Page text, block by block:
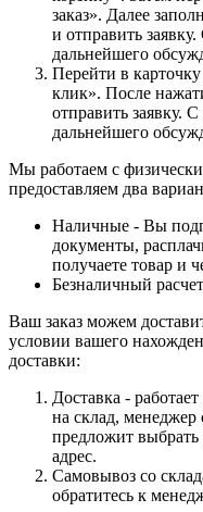
заказ». Далее
и отправить
дальнейшего
Перейти в
клик». После
отправить заявку.
дальнейшего
Мы работаем с
предоставляем два
Наличные - Вы
документы,
получаете товар и
Безналичный
Ваш заказ можем
условии вашего
доставки:
Доставка -
на склад, менеджер
предложит выбрать
адрес.
Самовывоз со
обратитесь к